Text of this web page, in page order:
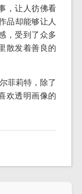
，让人彷佛看
品却能够让人
，受到了众多
散发着善良的
菲莉特，除了
欢透明画像的